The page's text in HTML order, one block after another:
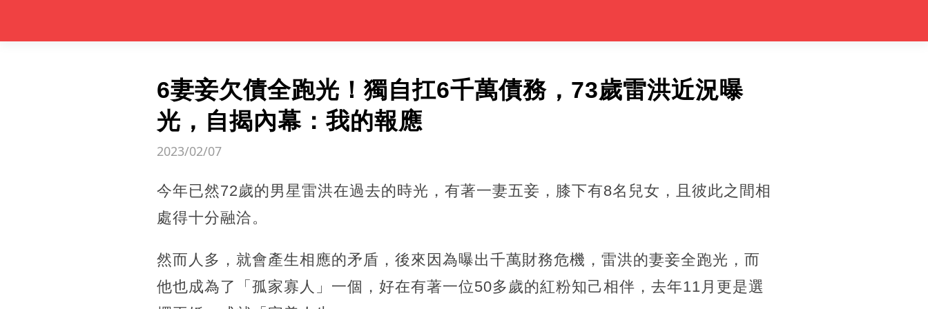
6妻妾欠債全跑光！獨自扛6千萬債務，73歲雷洪近況曝
光，自揭內幕：我的報應
2023/02/07
今年已然72歲的男星雷洪在過去的時光，有著一妻五妾，膝下有8名兒女，且彼此之間相
處得十分融洽。
然而人多，就會產生相應的矛盾，後來因為曝出千萬財務危機，雷洪的妻妾全跑光，而
他也成為了「孤家寡人」一個，好在有著一位50多歲的紅粉知己相伴，去年11月更是選